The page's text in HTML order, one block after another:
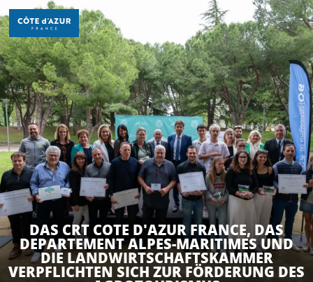
Aller
au
contenu
principal
ENTDECKEN
ZU TUN
AUFENTHALT
DAS CRT COTE D'AZUR FRANCE, DAS
DEPARTEMENT ALPES-MARITIMES UND
DIE LANDWIRTSCHAFTSKAMMER
VERPFLICHTEN SICH ZUR FÖRDERUNG DES